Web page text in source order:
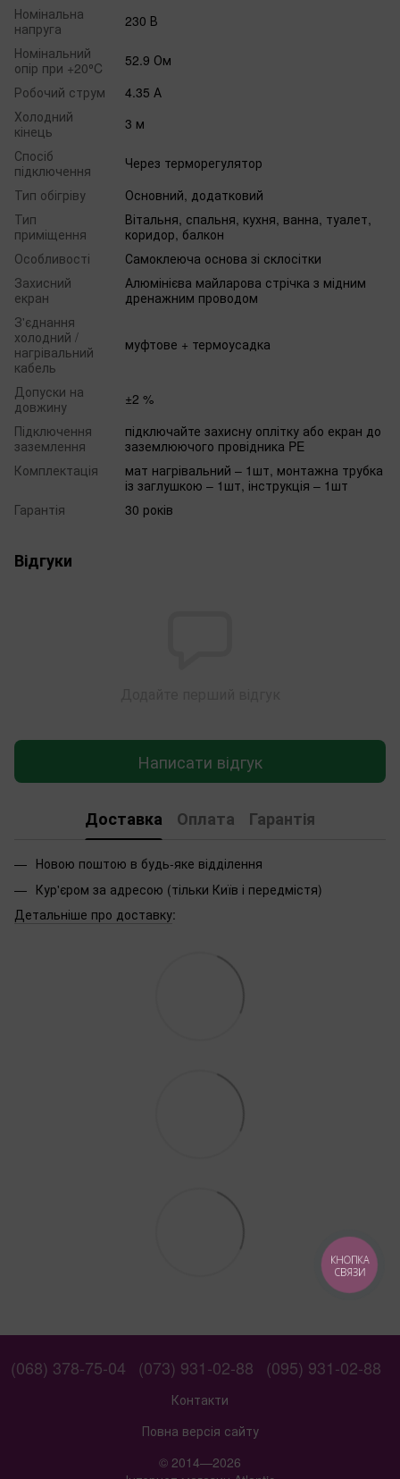
Номінальна
напруга
230 В
Номінальний
опір при +20⁰C
52.9 Ом
Робочий струм
4.35 А
Холодний
кінець
3 м
Спосіб
підключення
Через терморегулятор
Тип обігріву
Основний, додатковий
Тип
приміщення
Вітальня, спальня, кухня, ванна, туалет,
коридор, балкон
Особливості
Самоклеюча основа зі склосітки
Захисний
екран
Алюмінієва майларова стрічка з мідним
дренажним проводом
З'єднання
холодний /
нагрівальний
кабель
муфтове + термоусадка
Допуски на
довжину
±2 %
Підключення
заземлення
підключайте захисну оплітку або екран до
заземлюючого провідника PE
Комплектація
мат нагрівальний – 1шт, монтажна трубка
із заглушкою – 1шт, інструкція – 1шт
Гарантія
30 років
Відгуки
Написати відгук
Доставка Оплата Гарантія
Новою поштою в будь-яке відділення
Кур'єром за адресою (тільки Київ і передмістя)
Детальніше про доставку:
(068) 378-75-04 (073) 931-02-88 (095) 931-02-88
Контакти
Повна версія сайту
© 2014—2026
КНОПКА
СВЯЗИ